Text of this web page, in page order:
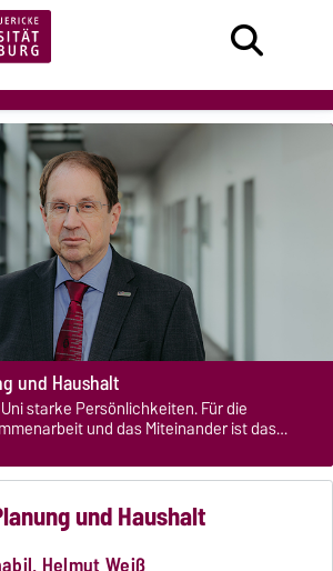
und Haushalt
starke Persönlichkeiten. Für die
und das Miteinander ist das
und Haushalt